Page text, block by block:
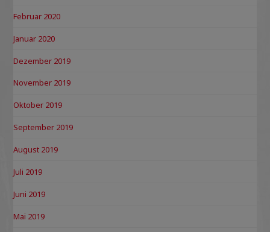
Februar 2020
Januar 2020
Dezember 2019
November 2019
Oktober 2019
September 2019
August 2019
Juli 2019
Juni 2019
Mai 2019